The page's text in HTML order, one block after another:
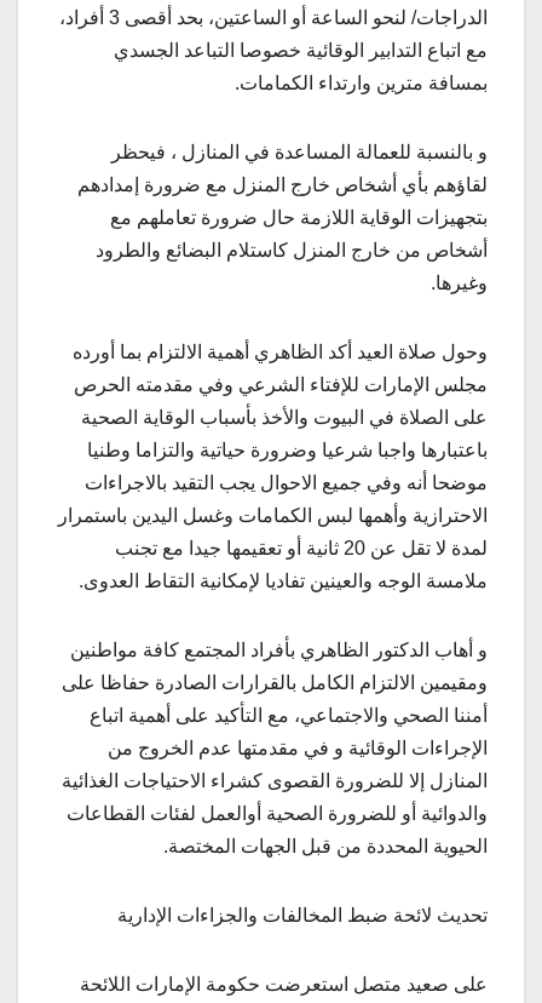
الدراجات/ لنحو الساعة أو الساعتين، بحد أقصى 3 أفراد،
مع اتباع التدابير الوقائية خصوصا التباعد الجسدي
بمسافة مترين وارتداء الكمامات.
و بالنسبة للعمالة المساعدة في المنازل ، فيحظر
لقاؤهم بأي أشخاص خارج المنزل مع ضرورة إمدادهم
بتجهيزات الوقاية اللازمة حال ضرورة تعاملهم مع
أشخاص من خارج المنزل كاستلام البضائع والطرود
وغيرها.
وحول صلاة العيد أكد الظاهري أهمية الالتزام بما أورده
مجلس الإمارات للإفتاء الشرعي وفي مقدمته الحرص
على الصلاة في البيوت والأخذ بأسباب الوقاية الصحية
باعتبارها واجبا شرعيا وضرورة حياتية والتزاما وطنيا
موضحا أنه وفي جميع الاحوال يجب التقيد بالاجراءات
الاحترازية وأهمها لبس الكمامات وغسل اليدين باستمرار
لمدة لا تقل عن 20 ثانية أو تعقيمها جيدا مع تجنب
ملامسة الوجه والعينين تفاديا لإمكانية التقاط العدوى.
و أهاب الدكتور الظاهري بأفراد المجتمع كافة مواطنين
ومقيمين الالتزام الكامل بالقرارات الصادرة حفاظا على
أمننا الصحي والاجتماعي، مع التأكيد على أهمية اتباع
الإجراءات الوقائية و في مقدمتها عدم الخروج من
المنازل إلا للضرورة القصوى كشراء الاحتياجات الغذائية
والدوائية أو للضرورة الصحية أوالعمل لفئات القطاعات
الحيوية المحددة من قبل الجهات المختصة.
تحديث لائحة ضبط المخالفات والجزاءات الإدارية
على صعيد متصل استعرضت حكومة الإمارات اللائحة